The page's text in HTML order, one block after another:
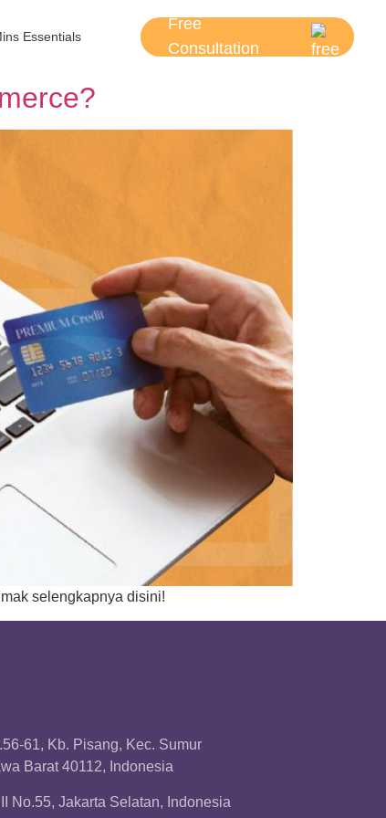
Essentials
Free
Consultation
selengkapnya disini!
61, Kb. Pisang, Kec. Sumur
Barat 40112, Indonesia
No.55, Jakarta Selatan, Indonesia